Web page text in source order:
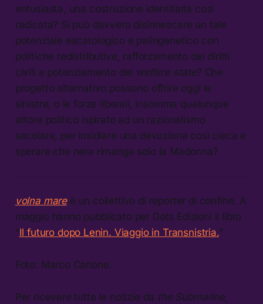
entusiasta, una costruzione identitaria così
radicata? Si può davvero disinnescare un tale
potenziale escatologico e palingenetico con
politiche redistributive, rafforzamento dei diritti
civili e potenziamento del welfare state? Che
progetto alternativo possono offrire oggi le
sinistre, o le forze liberali, insomma qualunque
attore politico ispirato ad un razionalismo
secolare, per insidiare una devozione così cieca e
sperare che nera rimanga solo la Madonna?
volna mare è un collettivo di reporter di confine. A
maggio hanno pubblicato per Dots Edizioni il libro
“Il futuro dopo Lenin. Viaggio in Transnistria.”
Foto: Marco Carlone.
Per ricevere tutte le notizie da the Submarine,